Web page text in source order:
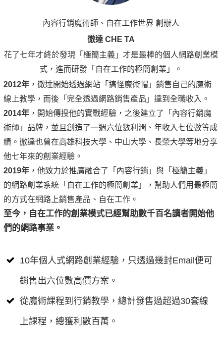
內容行銷魔術師、自在工作世界 創辦人
徹達 CHE TA
花了七年才終於發現「極簡主義」才是最棒的個人網路創業模
式，進而研發「自在工作的極簡創業」。
2012年 ，徹達開始透過網站「搞怪魔術帽」銷售自己的魔術
線上教學，而後「完全透過網路銷售產品」達到全職收入。
2014年 ，開始傳授他的實戰經驗，之後建立了「內容行銷魔
術師」品牌，並且創造了一週六位數利潤、年收入七位數等成
績。徹達也曾在高雄科技大學、中山大學、長榮大學等地分享
他七年來的創業經驗。
2019年 ，他致力於推廣融合了「內容行銷」與「極簡主義」
的網路創業系統「自在工作的極簡創業」，幫助人們用最極簡
的方式在網路上銷售產品、自在工作。
至今，自在工作的創業模式已經幫助數千百名讀者開始他
們的網路事業。
10年個人式網路創業經驗，只透過幾封Email便可
銷售出六位數高價方案。
從魔術課程到行銷教學，總計發售過超過30套線
上課程，總獲利數百萬。